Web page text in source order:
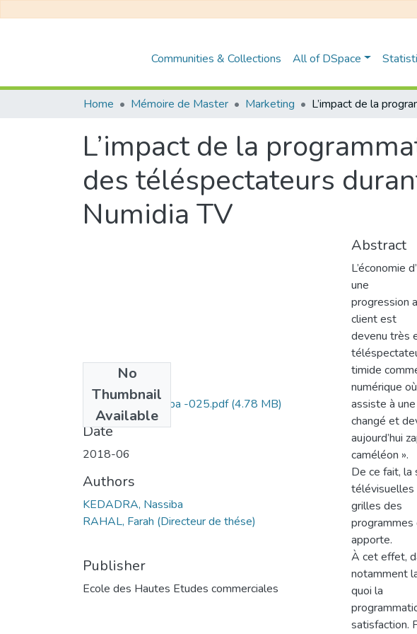
Communities & Collections All of DSpace
Home Mémoire de Master Marketing
L’impact de la
des téléspectateurs
Numidia TV
No
Thumbnail
Available
KEDADRA Nassiba -025.pdf(4.78 MB)
Date
2018-06
Authors
KEDADRA, Nassiba
RAHAL, Farah (Directeur de thése)
Publisher
Ecole des Hautes Etudes commerciales
Abstract
L’économie
une
progression
client est
devenu très
timide
numérique
assiste à
changé et
aujourd’hui
caméléon ».
De ce fait, la
télévisuelles
grilles des
programmes
apporte.
À cet effet,
notamment
quoi la
satisfaction.